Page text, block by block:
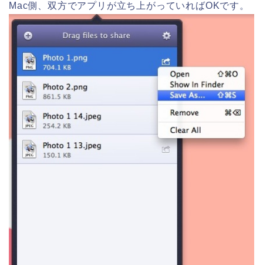
Mac側、双方でアプリが立ち上がっていればOKです。